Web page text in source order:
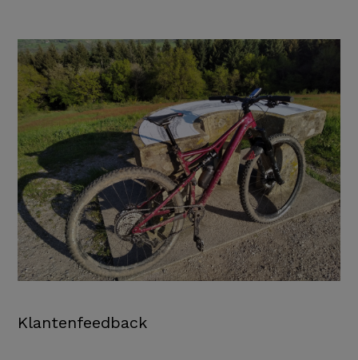
Klantenfeedback